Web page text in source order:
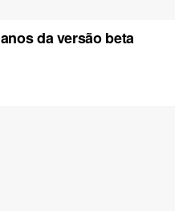
da versão beta